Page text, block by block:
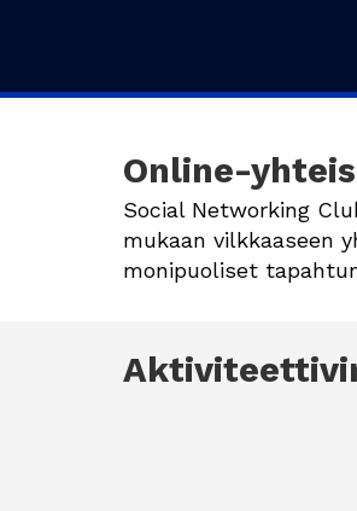
Online-
Social Networking
mukaan vilkkaaseen
monipuoliset